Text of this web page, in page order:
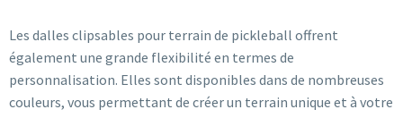
Les dalles clipsables pour terrain de pickleball offrent
également une grande flexibilité en termes de
personnalisation. Elles sont disponibles dans de nombreuses
couleurs, vous permettant de créer un terrain unique et à votre